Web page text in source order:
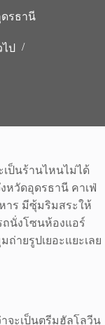
ดรธานี
ไป
ป็นร้านไหนไม่ได้
หวัดอุดรธานี คาเฟ่
าร มีซุ้มริมสระให้
ถนั่งโซนห้องแอร์
ายรูปเยอะแยะเลย
จะเป็นตรีมฮัลโลวีน